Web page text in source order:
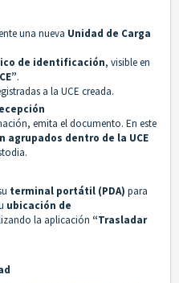
una nueva Unidad de Carga
de identificación, visible en
.
a la UCE creada.
emita el documento. En este
agrupados dentro de la UCE
terminal portátil (PDA) para
ubicación de
la aplicación “Trasladar